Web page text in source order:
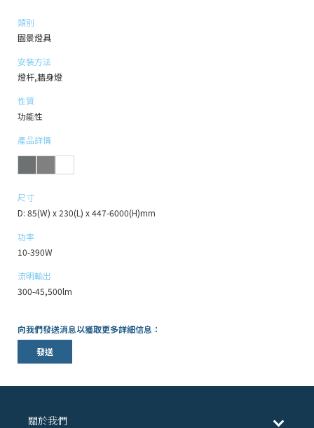
類別
園景燈具
安裝方法
燈杆,牆身燈
性質
功能性
產品詳情
尺寸
D: 85(W) x 230(L) x 447-6000(H)mm
功率
10-390W
流明輸出
300-45,500lm
向我們發送消息以獲取更多詳細信息：
發送
關於我們